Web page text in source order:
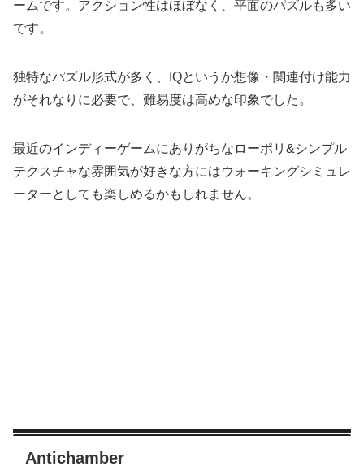
ームです。アクション性はほぼなく、平面のパズルも多い
です。
独特なパズル形式が多く、IQというか想像・関連付け能力
がそれなりに必要で、難易度は高めな印象でした。
最近のインディーゲームにありがちなローポリ&シンプル
テクスチャな雰囲気が好きな方にはウォーキングシミュレ
ーターとしても楽しめるかもしれません。
Antichamber